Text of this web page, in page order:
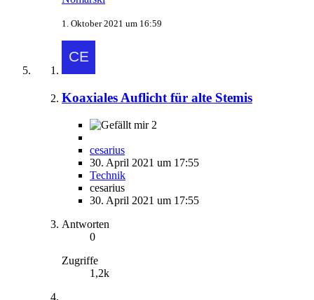
1. Oktober 2021 um 16:59
Koaxiales Auflicht für alte Stemis
2
cesarius
30. April 2021 um 17:55
Technik
cesarius
30. April 2021 um 17:55
Antworten
0
Zugriffe
1,2k